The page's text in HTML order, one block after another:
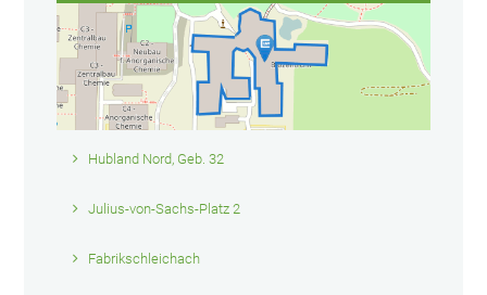
Hubland Nord, Geb. 32
Julius-von-Sachs-Platz 2
Fabrikschleichach